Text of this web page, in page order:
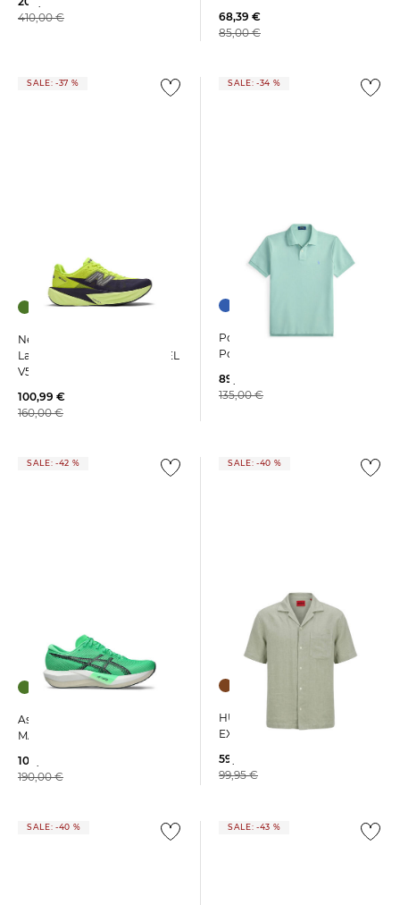
410,00 €
68,39 €
85,00 €
SALE: -37 %
New Balance | Herren
Laufschuhe FUELCELL REBEL
V5
100,99 €
160,00 €
SALE: -34 %
Polo Ralph Lauren | Herren
Poloshirt Custom Slim Fit
89,55 €
135,00 €
SALE: -42 %
Asics | Herren Laufschuhe
MAGIC SPEED 5
109,95 €
190,00 €
SALE: -40 %
HUGO | Herren Hemd
EXOLINO
59,99 €
99,95 €
SALE: -40 % SALE: -43 %